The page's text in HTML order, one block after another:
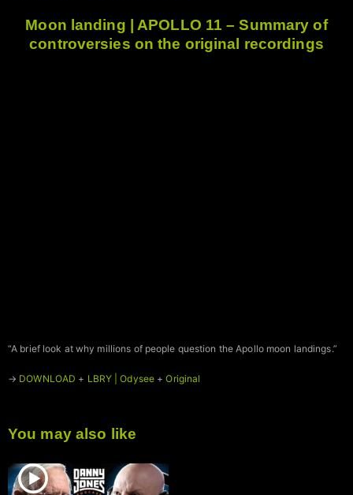
Moon landing | APOLLO 11 – Summary of
controversies on the original recordings
“A brief look at why millions of people question the Apollo moon landings.”
→ DOWNLOAD + LBRY | Odysee +Original
You may also like